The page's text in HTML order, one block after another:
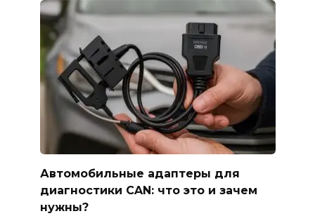
Автомобильные адаптеры для
диагностики CAN: что это и зачем
нужны?